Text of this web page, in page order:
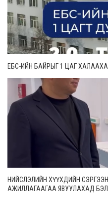
ЕБС-ИЙН БАЙРЫГ 1 ЦАГ
НИЙСЛЭЛИЙН ХҮҮХДИЙН СЭРГЭЭН
АЖИЛЛАГААГАА ЯВУУЛАХАД